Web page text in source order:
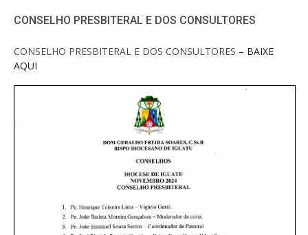
CONSELHO PRESBITERAL E DOS CONSULTORES
CONSELHO PRESBITERAL E DOS CONSULTORES – BAIXE
AQUI